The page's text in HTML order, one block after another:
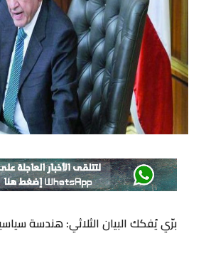
برّي يُفكك البيان الثلاثي: هندسة